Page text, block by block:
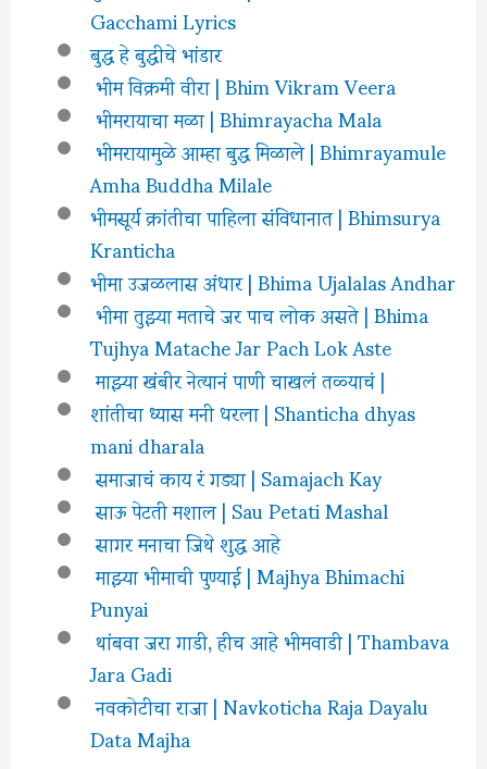
Gacchami Lyrics
बुद्ध हे बुद्धीचे भांडार
भीम विक्रमी वीरा | Bhim Vikram Veera
भीमरायाचा मळा | Bhimrayacha Mala
भीमरायामुळे आम्हा बुद्ध मिळाले | Bhimrayamule
Amha Buddha Milale
भीमसूर्य क्रांतीचा पाहिला संविधानात | Bhimsurya
Kranticha
भीमा उजळलास अंधार | Bhima Ujalalas Andhar
भीमा तुझ्या मताचे जर पाच लोक असते | Bhima
Tujhya Matache Jar Pach Lok Aste
माझ्या खंबीर नेत्यानं पाणी चाखलं तळ्याचं |
शांतीचा ध्यास मनी धरला | Shanticha dhyas
mani dharala
समाजाचं काय रं गड्या | Samajach Kay
साऊ पेटती मशाल | Sau Petati Mashal
सागर मनाचा जिथे शुद्ध आहे
माझ्या भीमाची पुण्याई | Majhya Bhimachi
Punyai
थांबवा जरा गाडी, हीच आहे भीमवाडी | Thambava
Jara Gadi
नवकोटीचा राजा | Navkoticha Raja Dayalu
Data Majha